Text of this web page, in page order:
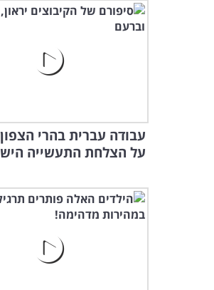
עבודה עברית בהרי
על הצלחת התעשייה